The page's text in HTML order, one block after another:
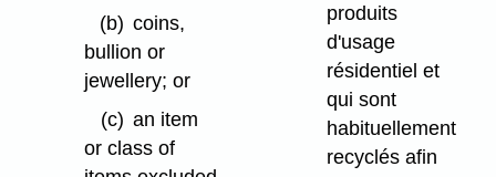
(b) coins,
bullion or
jewellery; or
(c) an item
or class of
produits
d'usage
résidentiel et
qui sont
habituellement
recyclés afin